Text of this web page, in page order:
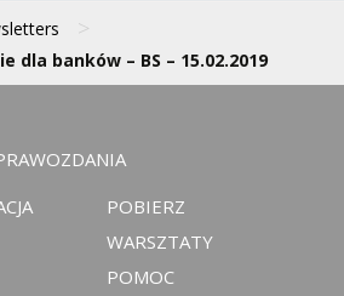
>
dla banków – BS – 15.02.2019
POBIERZ
WARSZTATY
POMOC